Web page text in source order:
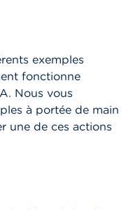
exemples
fonctionne
Nous vous
à portée de main
une de ces actions